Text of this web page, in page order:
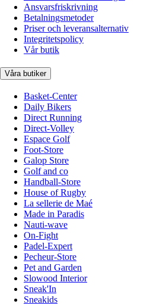
Ansvarsfriskrivning
Betalningsmetoder
Priser och leveransalternativ
Integritetspolicy
Vår butik
Våra butiker
Basket-Center
Daily Bikers
Direct Running
Direct-Volley
Espace Golf
Foot-Store
Galop Store
Golf and co
Handball-Store
House of Rugby
La sellerie de Maé
Made in Paradis
Nauti-wave
On-Fight
Padel-Expert
Pecheur-Store
Pet and Garden
Slowood Interior
Sneak'In
Sneakids